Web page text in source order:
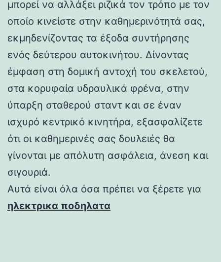
μπορεί να αλλάξει ριζικά τον τρόπο με τον
οποίο κινείστε στην καθημερινότητά σας,
εκμηδενίζοντας τα έξοδα συντήρησης
ενός δεύτερου αυτοκινήτου. Δίνοντας
έμφαση στη δομική αντοχή του σκελετού,
στα κορυφαία υδραυλικά φρένα, στην
ύπαρξη σταθερού σταντ και σε έναν
ισχυρό κεντρικό κινητήρα, εξασφαλίζετε
ότι οι καθημερινές σας δουλειές θα
γίνονται με απόλυτη ασφάλεια, άνεση και
σιγουριά.
Αυτά είναι όλα όσα πρέπει να ξέρετε για
ηλεκτρικα ποδηλατα